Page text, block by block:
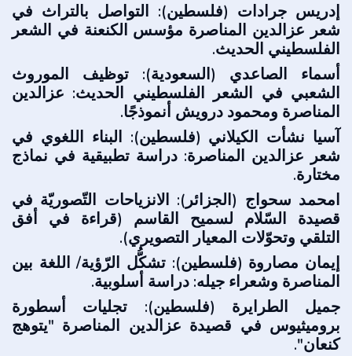
إدريس جرادات (فلسطين): التواصل بالتراث في
شعر عزالدين المناصرة مؤسس الكنعنة في الشعر
الفلسطيني الحديث.
أسماء الصاعدي (السعودية): توظيف الموروث
الشعبي في الشعر الفلسطيني الحديث: عزالدين
المناصرة ومحمود درويش أنموذجًا.
آسيا نشأت الكيلاني (فلسطين): البناء اللغوي في
شعر عزالدين المناصرة: دراسة تطبيقية في نماذج
مختارة.
امحمد سحواج (الجزائر): الانزياحات التّصوريّة في
قصيدة السّلام لسميح القاسم (قراءة في أفق
التلقي وتحوّلات المعيار التصويري).
إيمان مصاروة (فلسطين): تشكُّل الرّؤية/ اللغة بين
المناصرة وشعراء جيله: دراسة أسلوبية.
جميل الطرايرة (فلسطين): تجليات أسطورة
بروميثيوس في قصيدة عزالدين المناصرة "يتوهج
كنعان".